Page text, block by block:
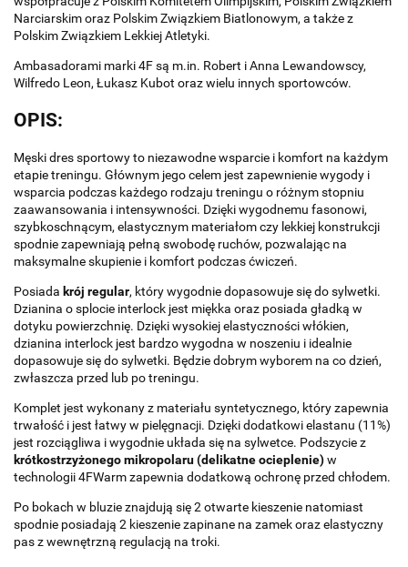
Narciarskim oraz Polskim Związkiem Biatlonowym, a także z
Polskim Związkiem Lekkiej Atletyki.
Ambasadorami marki 4F są m.in. Robert i Anna Lewandowscy,
Wilfredo Leon, Łukasz Kubot oraz wielu innych sportowców.
OPIS:
Męski dres sportowy to niezawodne wsparcie i komfort na każdym
etapie treningu. Głównym jego celem jest zapewnienie wygody i
wsparcia podczas każdego rodzaju treningu o różnym stopniu
zaawansowania i intensywności. Dzięki wygodnemu fasonowi,
szybkoschnącym, elastycznym materiałom czy lekkiej konstrukcji
spodnie zapewniają pełną swobodę ruchów, pozwalając na
maksymalne skupienie i komfort podczas ćwiczeń.
Posiada krój regular, który wygodnie dopasowuje się do sylwetki.
Dzianina o splocie interlock jest miękka oraz posiada gładką w
dotyku powierzchnię. Dzięki wysokiej elastyczności włókien,
dzianina interlock jest bardzo wygodna w noszeniu i idealnie
dopasowuje się do sylwetki. Będzie dobrym wyborem na co dzień,
zwłaszcza przed lub po treningu.
Komplet jest wykonany z materiału syntetycznego, który zapewnia
trwałość i jest łatwy w pielęgnacji. Dzięki dodatkowi elastanu (11%)
jest rozciągliwa i wygodnie układa się na sylwetce. Podszycie z
krótkostrzyżonego mikropolaru (delikatne ocieplenie)w
technologii 4FWarm zapewnia dodatkową ochronę przed chłodem.
Po bokach w bluzie znajdują się 2 otwarte kieszenie natomiast
spodnie posiadają 2 kieszenie zapinane na zamek oraz elastyczny
pas z wewnętrzną regulacją na troki.